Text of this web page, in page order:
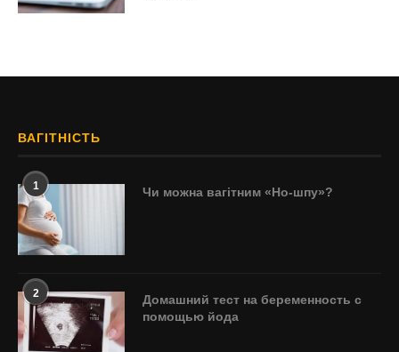
ВАГІТНІСТЬ
1 Чи можна вагітним «Но-шпу»?
2
Домашний тест на беременность с
помощью йода